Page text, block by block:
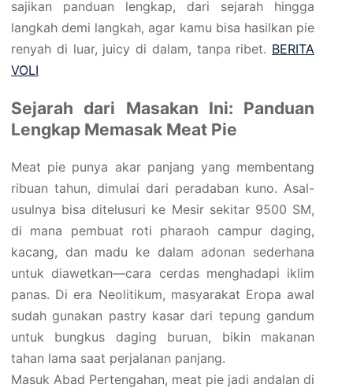
sajikan panduan lengkap, dari sejarah hingga
langkah demi langkah, agar kamu bisa hasilkan pie
renyah di luar, juicy di dalam, tanpa ribet. BERITA
VOLI
Sejarah dari Masakan Ini: Panduan
Lengkap Memasak Meat Pie
Meat pie punya akar panjang yang membentang
ribuan tahun, dimulai dari peradaban kuno. Asal-
usulnya bisa ditelusuri ke Mesir sekitar 9500 SM,
di mana pembuat roti pharaoh campur daging,
kacang, dan madu ke dalam adonan sederhana
untuk diawetkan—cara cerdas menghadapi iklim
panas. Di era Neolitikum, masyarakat Eropa awal
sudah gunakan pastry kasar dari tepung gandum
untuk bungkus daging buruan, bikin makanan
tahan lama saat perjalanan panjang.
Masuk Abad Pertengahan, meat pie jadi andalan di